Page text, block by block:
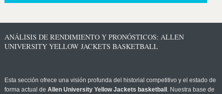
ANÁLISIS DE RENDIMIENTO Y PRONÓSTICOS: ALLEN
UNIVERSITY YELLOW JACKETS BASKETBALL
Esta sección ofrece una visión profunda del historial competitivo y el estado de
forma actual de Allen University Yellow Jackets basketball . Nuestra base de